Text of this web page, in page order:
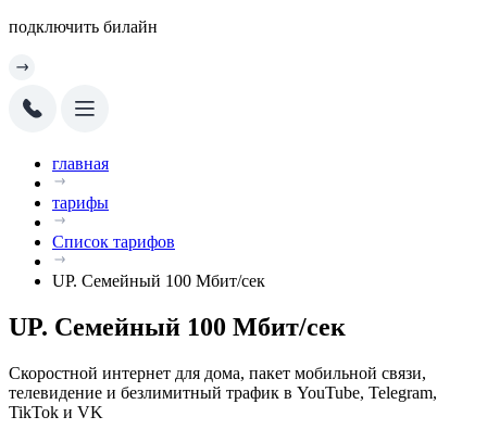
подключить билайн
главная
тарифы
Список тарифов
UP. Семейный 100 Мбит/сек
UP. Семейный 100 Мбит/сек
Скоростной интернет для дома, пакет мобильной связи,
телевидение и безлимитный трафик в YouTube, Telegram,
TikTok и VK